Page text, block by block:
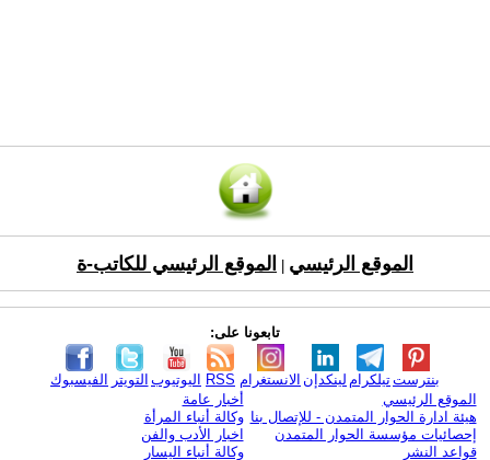
الموقع الرئيسي الموقع الرئيسي للكاتب-ة
تابعونا على:
الفيسبوك التويتر اليوتيوب RSS الانستغرام لينكدإن تيلكرامبنترست
الموقع الرئيسي
هيئة ادارة الحوار المتمدن - للإتصال بنا
إحصائيات مؤسسة الحوار المتمدن
قواعد النشر
أخبار عامة
وكالة أنباء المرأة
اخبار الأدب والفن
وكالة أنباء اليسار